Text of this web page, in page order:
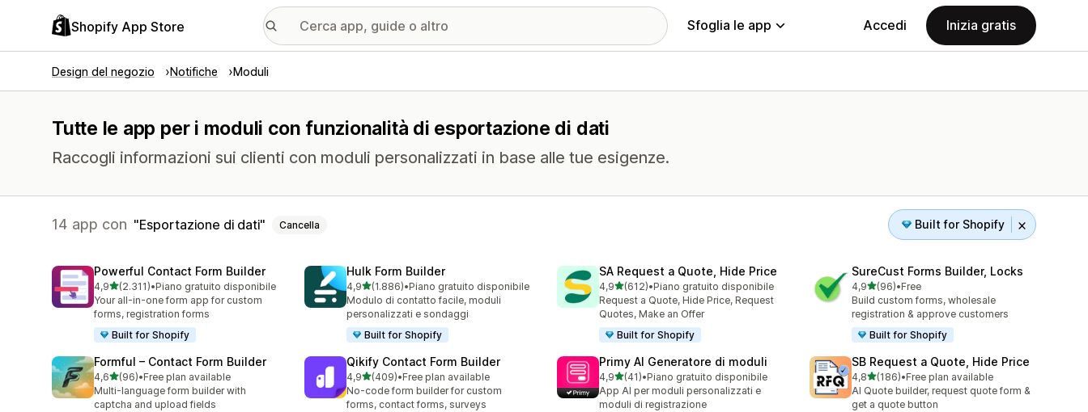
Shopify App Store Sfoglia le app Accedi Inizia gratis
Design del negozio Notifiche Moduli
Tutte le app per i moduli con funzionalità di esportazione di dati
Raccogli informazioni sui clienti con moduli personalizzati in base alle tue esigenze.
14 app con Esportazione di dati Cancella Built for Shopify
Powerful Contact Form Builder
4,9stelle su 5
(2.311)
2311 recensioni totali
•Piano gratuito disponibile
Your all-in-one form app for custom
forms, registration forms
Built for Shopify
Hulk Form Builder
4,9stelle su 5
(1.886)
1886 recensioni totali
•Piano gratuito disponibile
Modulo di contatto facile, moduli
personalizzati e sondaggi
Built for Shopify
SA Request a Quote, Hide Price
4,9stelle su 5
(612)
612 recensioni totali
•Piano gratuito disponibile
Request a Quote, Hide Price, Request
Quotes, Make an Offer
Built for Shopify
SureCust Forms Builder, Locks
4,9stelle su 5
(96)
96 recensioni totali
•Free
Build custom forms, wholesale
registration & approve customers
Built for Shopify
Formful – Contact Form Builder
4,6stelle su 5
(96)
96 recensioni totali
•Free plan available
Multi-language form builder with
captcha and upload fields
Qikify Contact Form Builder
4,9stelle su 5
(409)
409 recensioni totali
•Free plan available
No-code form builder for custom
forms, contact forms, surveys
Primy AI Generatore di moduli
4,9stelle su 5
(41)
41 recensioni totali
•Piano gratuito disponibile
App AI per moduli personalizzati e
moduli di registrazione
SB Request a Quote, Hide Price
4,8stelle su 5
(186)
186 recensioni totali
•Free plan available
AI Quote builder, request quote form &
get a quote button